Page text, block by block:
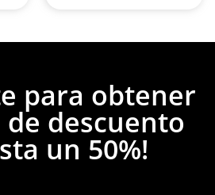
para obtener
descuento
un 50%!